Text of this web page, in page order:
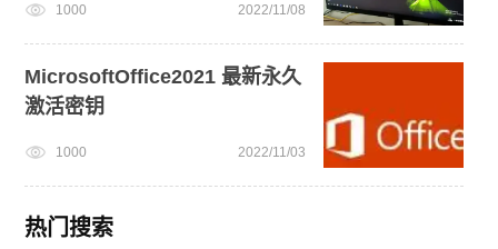
1000 2022/11/08
MicrosoftOffice2021 最新永久
激活密钥
1000 2022/11/03
热门搜索